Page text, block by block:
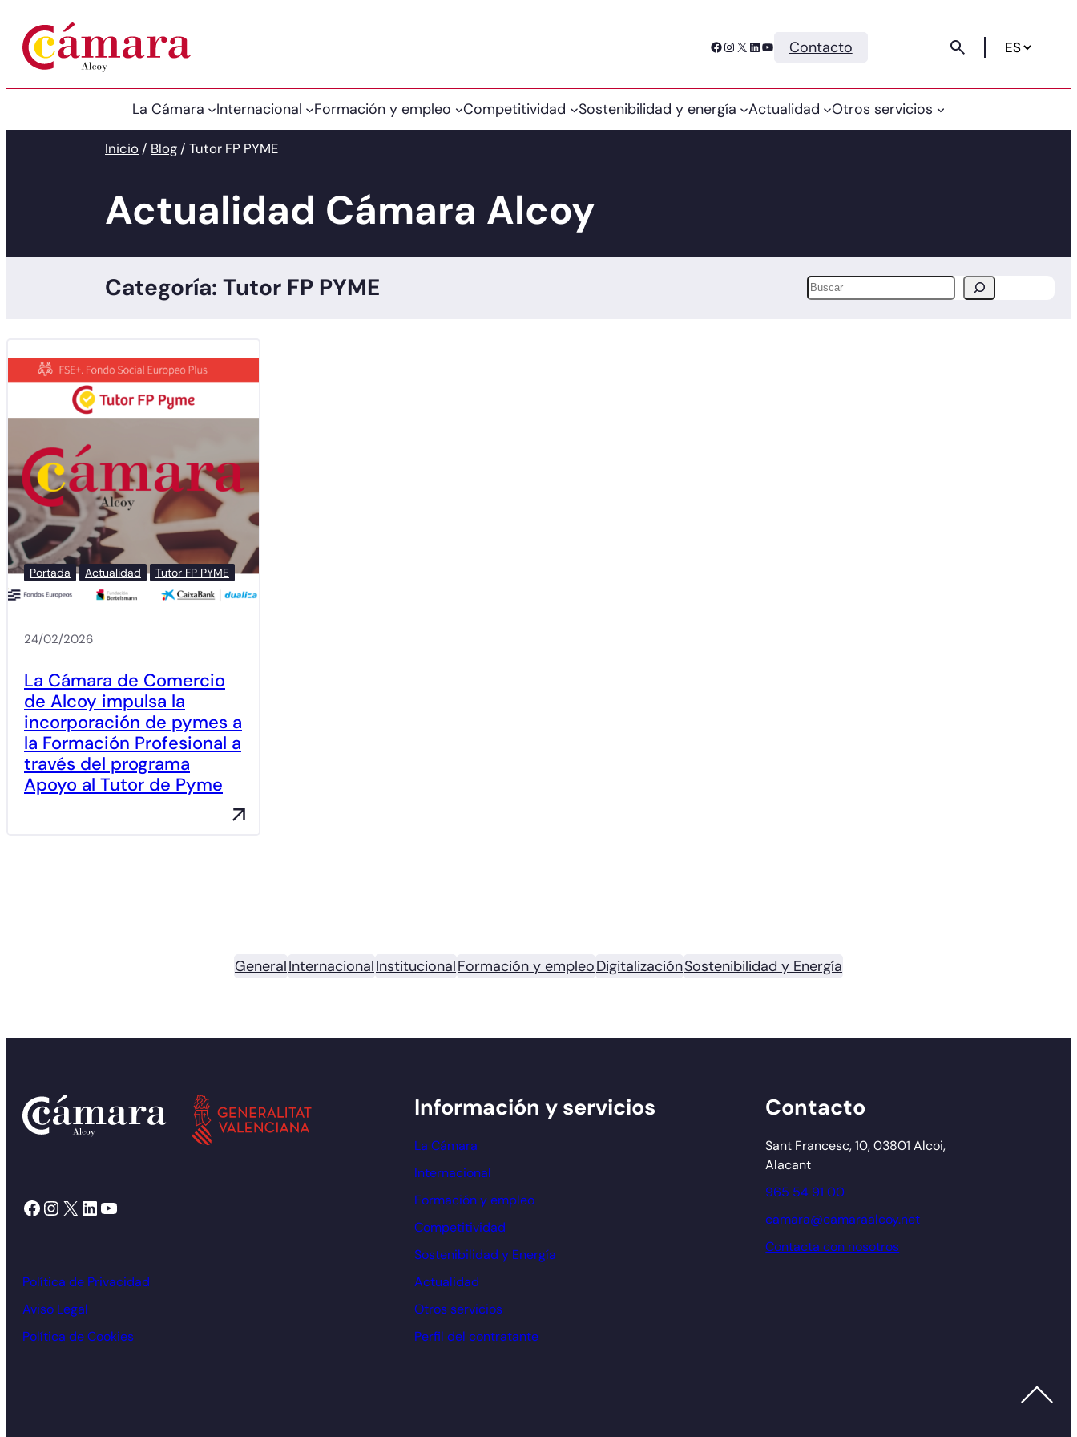
Facebook Instagram X LinkedIn YouTube Contacto
La Cámara Internacional Formación y empleo Competitividad Sostenibilidad y energía Actualidad Otros servicios
Inicio / Blog /Tutor FP PYME
Actualidad Cámara Alcoy
Categoría: Tutor FP PYME Buscar
Portada Actualidad Tutor FP PYME
24/02/2026
La Cámara de Comercio
de Alcoy impulsa la
incorporación de pymes a
la Formación Profesional a
través del programa
Apoyo al Tutor de Pyme
GeneralInternacionalInstitucionalFormación y empleoDigitalizaciónSostenibilidad y Energía
Facebook Instagram X LinkedIn YouTube
Política de Privacidad
Aviso Legal
Política de Cookies
Información y servicios
La Cámara
Internacional
Formación y empleo
Competitividad
Sostenibilidad y Energía
Actualidad
Otros servicios
Perfil del contratante
Contacto
Sant Francesc, 10, 03801 Alcoi,
Alacant
965 54 91 00
camara@camaraalcoy.net
Contacta con nosotros